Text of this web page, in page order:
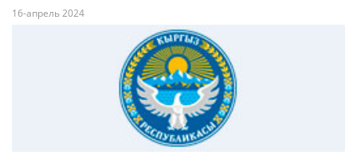
16-апрель 2024